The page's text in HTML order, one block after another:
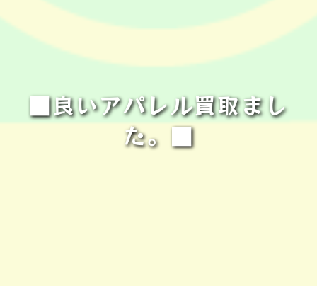
■良いアパレル買取まし
た。■